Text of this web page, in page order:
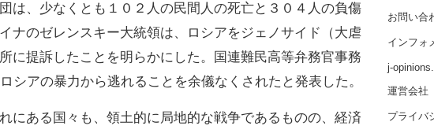
は、少なくとも１０２人の民間人の死亡と３０４人の負傷
ナのゼレンスキー大統領は、ロシアをジェノサイド（大虐
に提訴したことを明らかにした。国連難民高等弁務官事務
シアの暴力から逃れることを余儀なくされたと発表した。
にある国々も、領土的に局地的な戦争であるものの、経済
お問い合
インフォ
j-
運営会社
プライバ